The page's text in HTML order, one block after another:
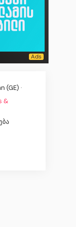
(GE) ·
&